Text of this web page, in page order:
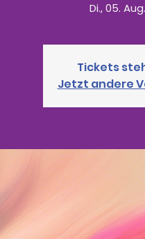
Di., 05. Aug.
Tickets
Jetzt andere